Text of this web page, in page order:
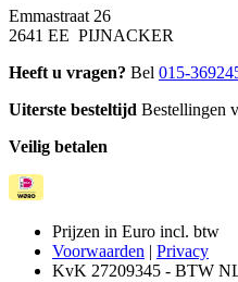
Emmastraat 26
2641 EE PIJNACKER
Heeft u vragen? Bel 015-
Uiterste besteltijd Bestellingen
Veilig betalen
Prijzen in Euro incl. btw
Voorwaarden | Privacy
KvK 27209345 - BTW